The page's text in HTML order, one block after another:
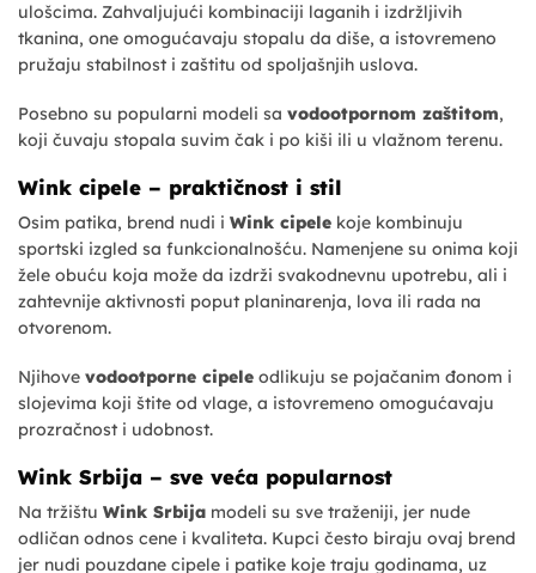
ulošcima. Zahvaljujući kombinaciji laganih i izdržljivih
tkanina, one omogućavaju stopalu da diše, a istovremeno
pružaju stabilnost i zaštitu od spoljašnjih uslova.
Posebno su popularni modeli sa vodootpornom zaštitom,
koji čuvaju stopala suvim čak i po kiši ili u vlažnom terenu.
Wink cipele – praktičnost i stil
Osim patika, brend nudi i Wink cipele koje kombinuju
sportski izgled sa funkcionalnošću. Namenjene su onima koji
žele obuću koja može da izdrži svakodnevnu upotrebu, ali i
zahtevnije aktivnosti poput planinarenja, lova ili rada na
otvorenom.
Njihove vodootporne cipele odlikuju se pojačanim đonom i
slojevima koji štite od vlage, a istovremeno omogućavaju
prozračnost i udobnost.
Wink Srbija – sve veća popularnost
Na tržištu Wink Srbija modeli su sve traženiji, jer nude
odličan odnos cene i kvaliteta. Kupci često biraju ovaj brend
jer nudi pouzdane cipele i patike koje traju godinama, uz